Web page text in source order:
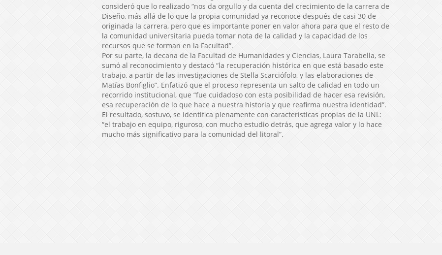
consideró que lo realizado “nos da orgullo y da cuenta del crecimiento de la carrera de
Diseño, más allá de lo que la propia comunidad ya reconoce después de casi 30 de
originada la carrera, pero que es importante poner en valor ahora para que el resto de
la comunidad universitaria pueda tomar nota de la calidad y la capacidad de los
recursos que se forman en la Facultad”.
Por su parte, la decana de la Facultad de Humanidades y Ciencias, Laura Tarabella, se
sumó al reconocimiento y destacó “la recuperación histórica en que está basado este
trabajo, a partir de las investigaciones de Stella Scarciófolo, y las elaboraciones de
Matías Bonfiglio”. Enfatizó que el proceso representa un salto de calidad en todo un
recorrido institucional, que “fue cuidadoso con esta posibilidad de hacer esa revisión,
esa recuperación de lo que hace a nuestra historia y que reafirma nuestra identidad”.
El resultado, sostuvo, se identifica plenamente con características propias de la UNL:
“el trabajo en equipo, riguroso, con mucho estudio detrás, que agrega valor y lo hace
mucho más significativo para la comunidad del litoral”.